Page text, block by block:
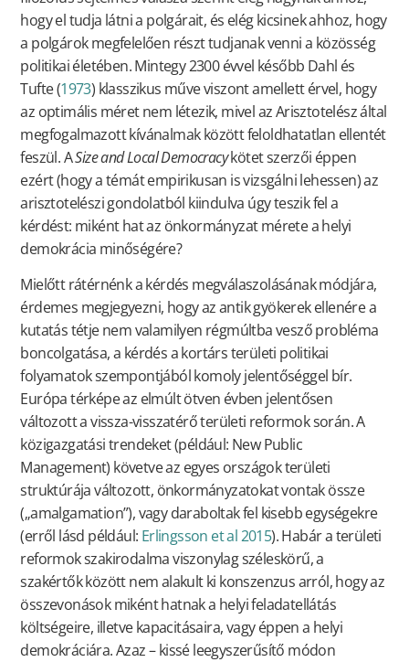
hogy el tudja látni a polgárait, és elég kicsinek ahhoz, hogy
a polgárok megfelelően részt tudjanak venni a közösség
politikai életében. Mintegy 2300 évvel később Dahl és
Tufte (1973) klasszikus műve viszont amellett érvel, hogy
az optimális méret nem létezik, mivel az Arisztotelész által
megfogalmazott kívánalmak között feloldhatatlan ellentét
feszül. ASize and Local Democracykötet szerzői éppen
ezért (hogy a témát empirikusan is vizsgálni lehessen) az
arisztotelészi gondolatból kiindulva úgy teszik fel a
kérdést: miként hat az önkormányzat mérete a helyi
demokrácia minőségére?
Mielőtt rátérnénk a kérdés megválaszolásának módjára,
érdemes megjegyezni, hogy az antik gyökerek ellenére a
kutatás tétje nem valamilyen régmúltba vesző probléma
boncolgatása, a kérdés a kortárs területi politikai
folyamatok szempontjából komoly jelentőséggel bír.
Európa térképe az elmúlt ötven évben jelentősen
változott a vissza-visszatérő területi reformok során. A
közigazgatási trendeket (például: New Public
Management) követve az egyes országok területi
struktúrája változott, önkormányzatokat vontak össze
(„amalgamation”), vagy daraboltak fel kisebb egységekre
(erről lásd például: Erlingsson et al 2015). Habár a területi
reformok szakirodalma viszonylag széleskörű, a
szakértők között nem alakult ki konszenzus arról, hogy az
összevonások miként hatnak a helyi feladatellátás
költségeire, illetve kapacitásaira, vagy éppen a helyi
demokráciára. Azaz – kissé leegyszerűsítő módon